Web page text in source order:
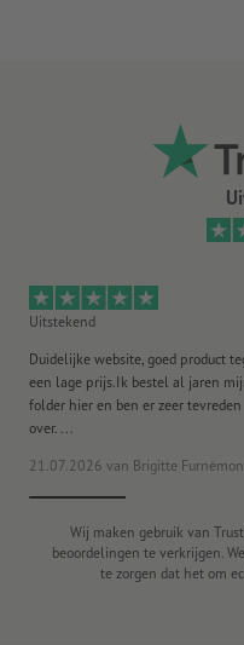
Uitstekend
Duidelijke website, goed product
een lage prijs.Ik bestel al jaren
folder hier en ben er zeer tevreden
over. ...
21.07.2026 van Brigitte
Wij maken gebruik van
beoordelingen te verkrijgen.
te zorgen dat het om